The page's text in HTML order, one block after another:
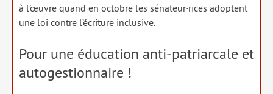
à l’œuvre quand en octobre les sénateur·rices adoptent
une loi contre l’écriture inclu­sive.
Pour une éducation anti-patriarcale et
autogestionnaire !